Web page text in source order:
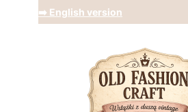
➡️ English version